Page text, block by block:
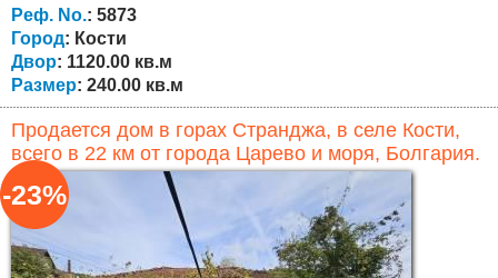
слива и т. д. Недвижимость также подходит для
инвестиционных целей, сдается в...
Реф. No.: 5873
Город: Кости
Двор: 1120.00 кв.м
Размер: 240.00 кв.м
Продается дом в горах Странджа, в селе Кости,
всего в 22 км от города Царево и моря, Болгария.
-23%